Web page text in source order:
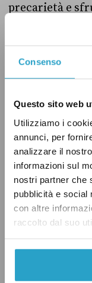
Consenso
Questo sito web
Utilizziamo i
annunci, per
analizzare il
informazioni sul
nostri partner che
pubblicità e social
con altre
raccolto dal suo
precarietà e
Nella stessa
Italia ha
le verifiche
Le risposte
Nel
DogHead
«attacco
anonime e